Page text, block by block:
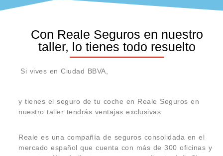
Con Reale Seguros en nuestro
taller, lo tienes todo resuelto
Si vives en Ciudad BBVA,
y tienes el seguro de tu coche en Reale Seguros en
nuestro taller tendrás ventajas exclusivas.
Reale es una compañía de seguros consolidada en el
mercado español que cuenta con más de 300 oficinas y